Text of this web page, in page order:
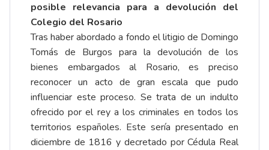
posible relevancia para a devolución del
Colegio del Rosario
Tras haber abordado a fondo el litigio de Domingo
Tomás de Burgos para la devolución de los
bienes embargados al Rosario, es preciso
reconocer un acto de gran escala que pudo
influenciar este proceso. Se trata de un indulto
ofrecido por el rey a los criminales en todos los
territorios españoles. Este sería presentado en
diciembre de 1816 y decretado por Cédula Real